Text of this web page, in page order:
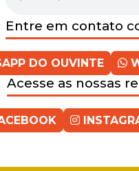
Entre em contato
DO OUVINTE
Acesse as nossas